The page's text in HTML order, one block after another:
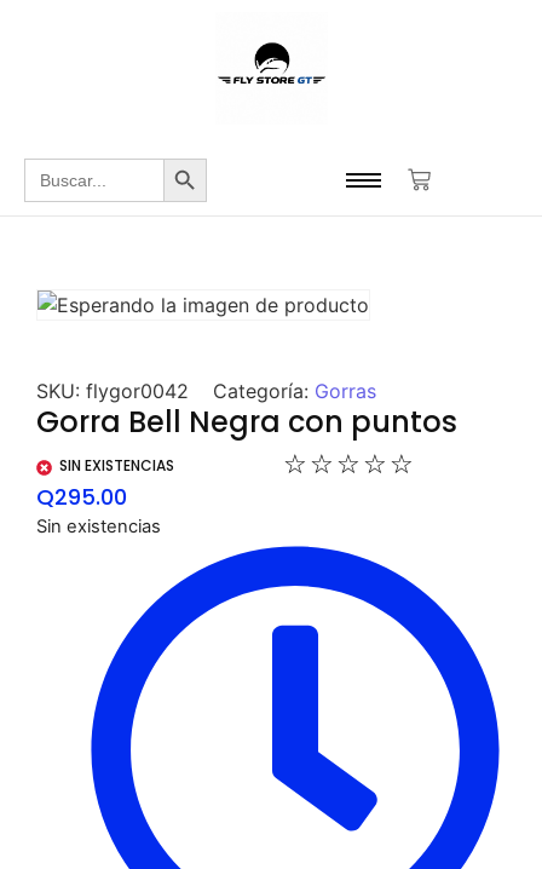
Buscar: Botón de búsqueda
SKU: flygor0042 Categoría: Gorras
Gorra Bell Negra con puntos
SIN EXISTENCIAS ☆ ☆ ☆ ☆ ☆
Q295.00
Sin existencias